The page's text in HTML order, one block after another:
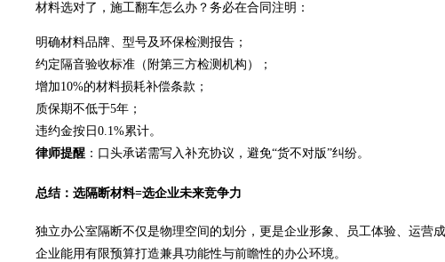
材料选对了，施工翻车怎么办？务必在合同注明：
明确材料品牌、型号及环保检测报告；
约定隔音验收标准（附第三方检测机构）；
增加10%的材料损耗补偿条款；
质保期不低于5年；
违约金按日0.1%累计。
律师提醒 ：口头承诺需写入补充协议，避免“货不对版”纠纷。
总结：选隔断材料=选企业未来竞争力
独立办公室隔断不仅是物理空间的划分，更是企业形象、员工体验、运营
企业能用有限预算打造兼具功能性与前瞻性的办公环境。